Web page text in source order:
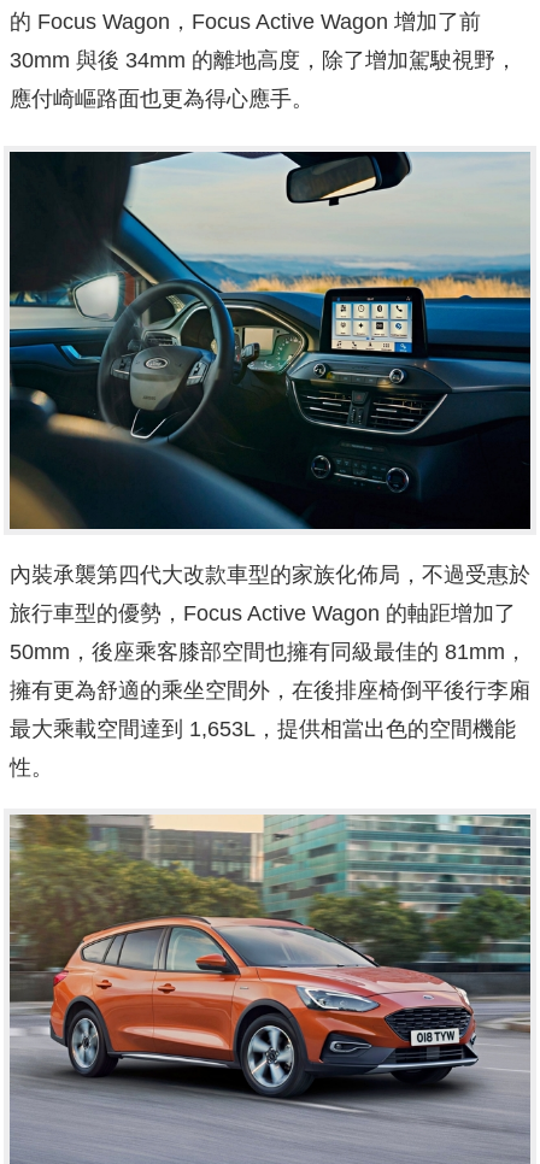
的 Focus Wagon，Focus Active Wagon 增加了前
30mm 與後 34mm 的離地高度，除了增加駕駛視野，
應付崎嶇路面也更為得心應手。
內裝承襲第四代大改款車型的家族化佈局，不過受惠於
旅行車型的優勢，Focus Active Wagon 的軸距增加了
50mm，後座乘客膝部空間也擁有同級最佳的 81mm，
擁有更為舒適的乘坐空間外，在後排座椅倒平後行李廂
最大乘載空間達到 1,653L，提供相當出色的空間機能
性。